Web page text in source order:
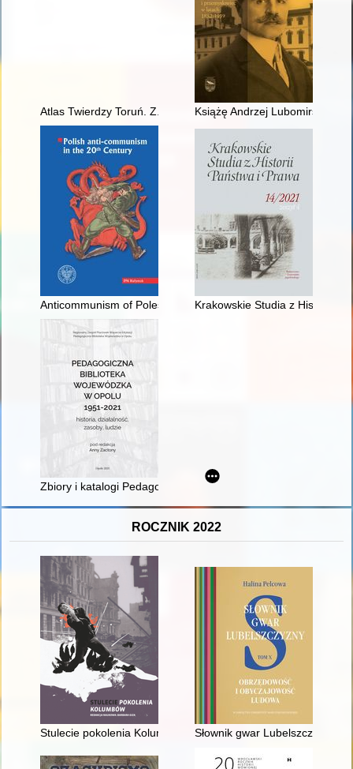
Atlas Twierdzy Toruń. Z. 14, Książę Andrzej Lubomirski :
Anticommunism of Poles in Australia after 1945
Krakowskie Studia z Historii
Zbiory i katalogi Pedagogicznej Biblioteki Wojewódzkiej w
ROCZNIK 2022
Stulecie pokolenia Kolumbów Słownik gwar Lubelszczyzny.